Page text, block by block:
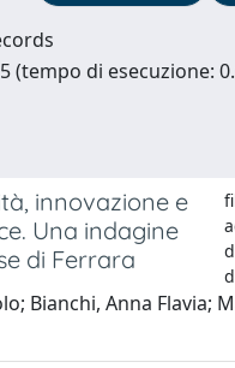
(tempo di esecuzione:
innovazione e
Una indagine
di Ferrara
Bianchi, Anna Flavia;